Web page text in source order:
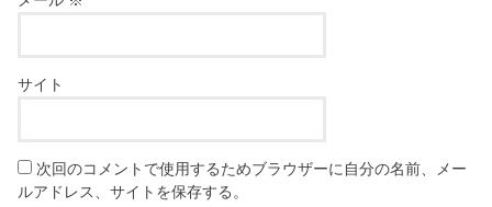
サイト
次回のコメントで使用するためブラウザーに自分の名前、メー
ルアドレス、サイトを保存する。